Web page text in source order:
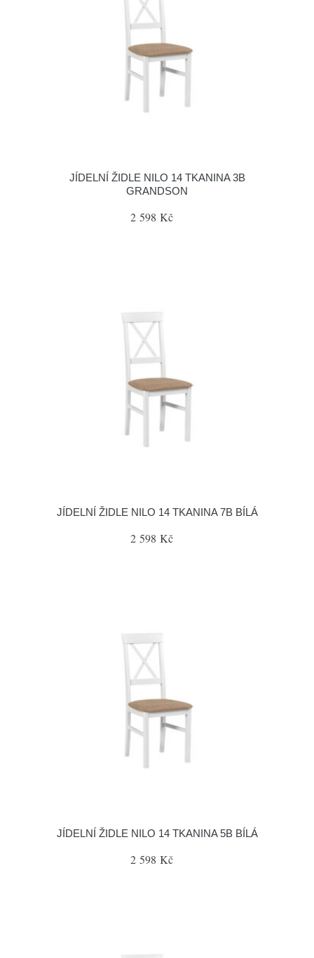
JÍDELNÍ ŽIDLE NILO 14 TKANINA 3B
GRANDSON
2 598 Kč
JÍDELNÍ ŽIDLE NILO 14 TKANINA 7B BÍLÁ
2 598 Kč
JÍDELNÍ ŽIDLE NILO 14 TKANINA 5B BÍLÁ
2 598 Kč